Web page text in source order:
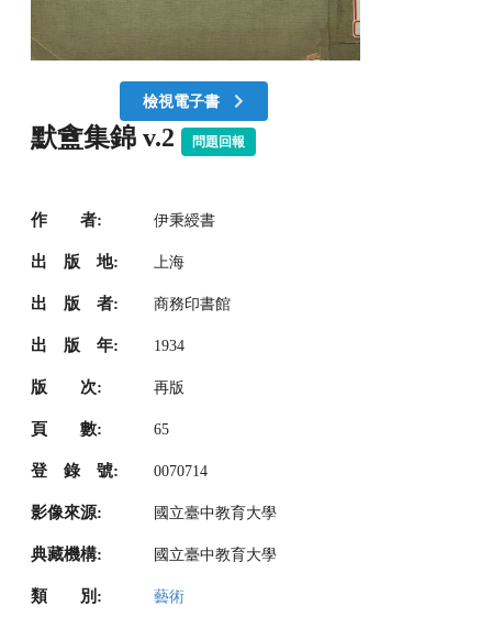
檢視電子書
默盦集錦 v.2 問題回報
作 者: 伊秉綬書
出 版 地: 上海
出 版 者: 商務印書館
出 版 年: 1934
版 次: 再版
頁 數: 65
登 錄 號: 0070714
影像來源: 國立臺中教育大學
典藏機構: 國立臺中教育大學
類 別: 藝術